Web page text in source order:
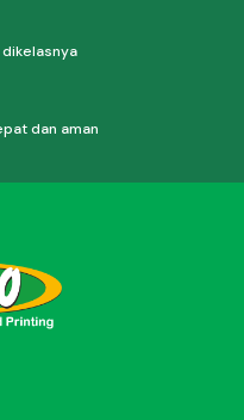
dan aman